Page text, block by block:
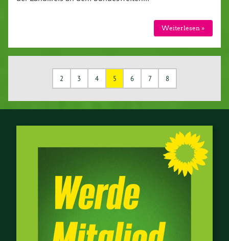
Wei­ter­le­sen »
2 3 4 5 6 7 8